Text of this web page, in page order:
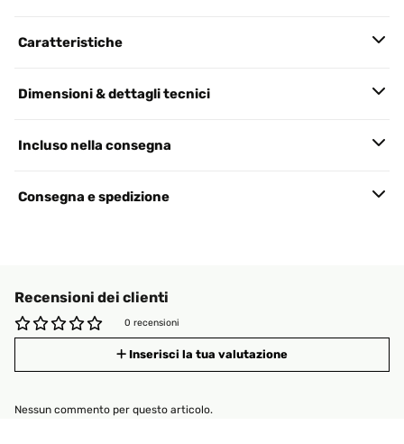
Caratteristiche
Dimensioni & dettagli tecnici
Incluso nella consegna
Consegna e spedizione
Recensioni dei clienti
0 recensioni
Inserisci la tua valutazione
Nessun commento per questo articolo.